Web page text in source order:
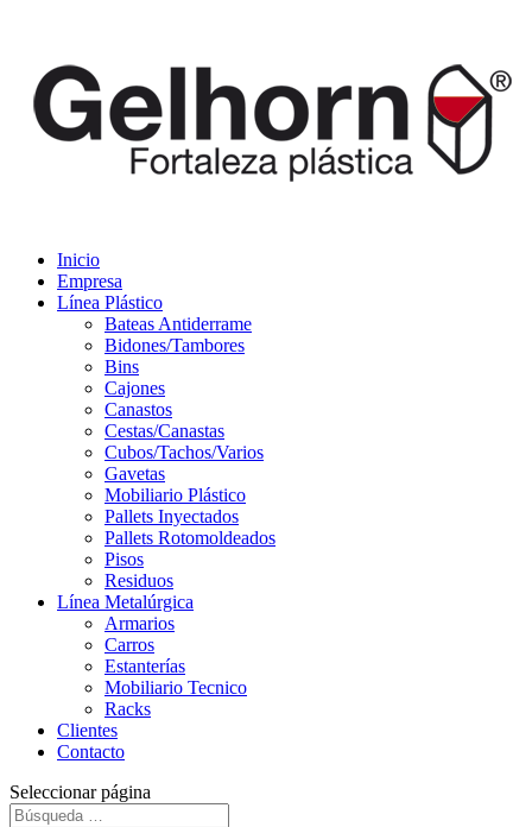
Inicio
Empresa
Línea Plástico
Bateas Antiderrame
Bidones/Tambores
Bins
Cajones
Canastos
Cestas/Canastas
Cubos/Tachos/Varios
Gavetas
Mobiliario Plástico
Pallets Inyectados
Pallets Rotomoldeados
Pisos
Residuos
Línea Metalúrgica
Armarios
Carros
Estanterías
Mobiliario Tecnico
Racks
Clientes
Contacto
Seleccionar página